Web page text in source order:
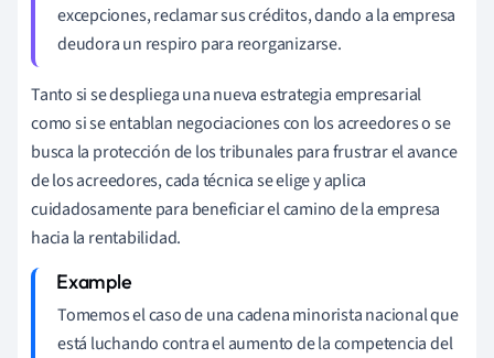
excepciones, reclamar sus créditos, dando a la empresa
deudora un respiro para reorganizarse.
Tanto si se despliega una nueva estrategia empresarial
como si se entablan negociaciones con los acreedores o se
busca la protección de los tribunales para frustrar el avance
de los acreedores, cada técnica se elige y aplica
cuidadosamente para beneficiar el camino de la empresa
hacia la rentabilidad.
Tomemos el caso de una cadena minorista nacional que
está luchando contra el aumento de la competencia del